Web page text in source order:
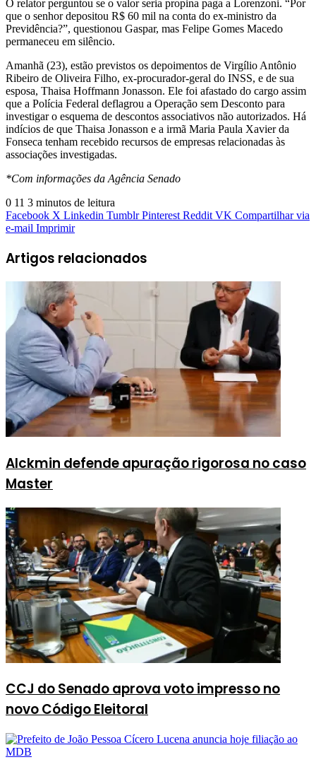
O relator perguntou se o valor seria propina paga a Lorenzoni. “Por
que o senhor depositou R$ 60 mil na conta do ex-ministro da
Previdência?”, questionou Gaspar, mas Felipe Gomes Macedo
permaneceu em silêncio.
Amanhã (23), estão previstos os depoimentos de Virgílio Antônio
Ribeiro de Oliveira Filho, ex-procurador-geral do INSS, e de sua
esposa, Thaisa Hoffmann Jonasson. Ele foi afastado do cargo assim
que a Polícia Federal deflagrou a Operação sem Desconto para
investigar o esquema de descontos associativos não autorizados. Há
indícios de que Thaisa Jonasson e a irmã Maria Paula Xavier da
Fonseca tenham recebido recursos de empresas relacionadas às
associações investigadas.
*Com informações da Agência Senado
0 11 3 minutos de leitura
Facebook X Linkedin Tumblr Pinterest Reddit VK Compartilhar via
e-mail Imprimir
Artigos relacionados
Alckmin defende apuração rigorosa no caso
Master
CCJ do Senado aprova voto impresso no
novo Código Eleitoral